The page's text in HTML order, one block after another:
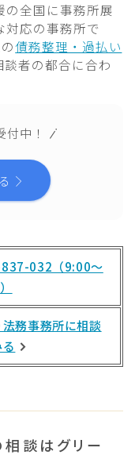
の全国に事務所展
対応の事務所で
の債務整理・過払い
者の都合に合わ
中！
032（9:00～
法務事務所に相談
談はグリー